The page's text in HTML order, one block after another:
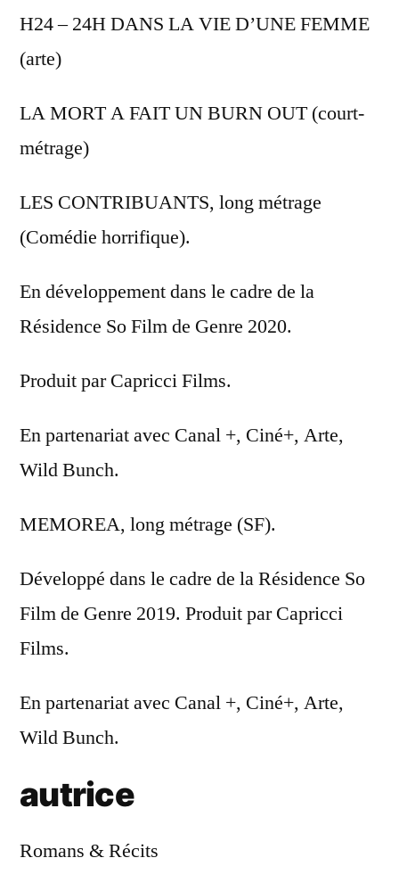
H24 – 24H DANS LA VIE D’UNE FEMME
(arte)
LA MORT A FAIT UN BURN OUT (court-
métrage)
LES CONTRIBUANTS, long métrage
(Comédie horrifique).
En développement dans le cadre de la
Résidence So Film de Genre 2020.
Produit par Capricci Films.
En partenariat avec Canal +, Ciné+, Arte,
Wild Bunch.
MEMOREA, long métrage (SF).
Développé dans le cadre de la Résidence So
Film de Genre 2019. Produit par Capricci
Films.
En partenariat avec Canal +, Ciné+, Arte,
Wild Bunch.
autrice
Romans & Récits